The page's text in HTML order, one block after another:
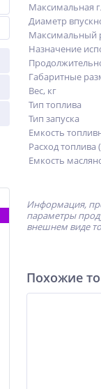
Максимальная
Диаметр
Максимальный
Назначение
Габаритные
Вес, кг
Тип топлива
Тип запуска
Емкость
Расход
Емкость
Информация,
параметры
внешнем виде
Похожие